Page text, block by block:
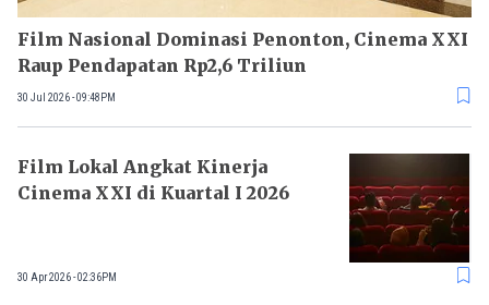
Film Nasional Dominasi Penonton, Cinema XXI
Raup Pendapatan Rp2,6 Triliun
30 Jul 2026 - 09:48PM
Film Lokal Angkat Kinerja
Cinema XXI di Kuartal I 2026
30 Apr 2026 - 02:36PM